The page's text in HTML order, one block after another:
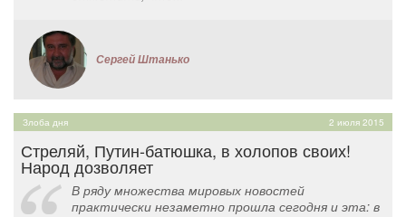
Сергей Штанько
Злоба дня 2 июля 2015
Стреляй, Путин-батюшка, в холопов своих!
Народ дозволяет
В ряду множества мировых новостей
практически незаметно прошла сегодня и эта: в